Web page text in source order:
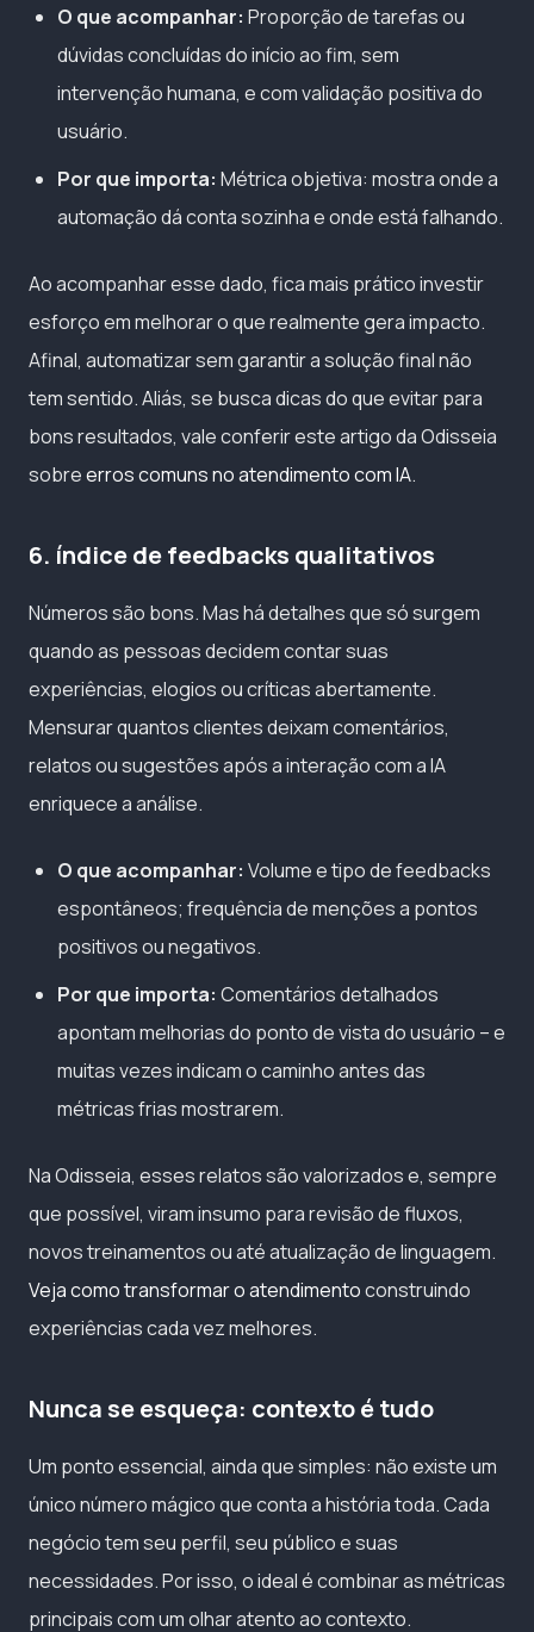
O que acompanhar: Proporção de tarefas ou
dúvidas concluídas do início ao fim, sem
intervenção humana, e com validação positiva do
usuário.
Por que importa: Métrica objetiva: mostra onde a
automação dá conta sozinha e onde está falhando.
Ao acompanhar esse dado, fica mais prático investir
esforço em melhorar o que realmente gera impacto.
Afinal, automatizar sem garantir a solução final não
tem sentido. Aliás, se busca dicas do que evitar para
bons resultados, vale conferir este artigo da Odisseia
sobreerros comuns no atendimento com IA.
6. índice de feedbacks qualitativos
Números são bons. Mas há detalhes que só surgem
quando as pessoas decidem contar suas
experiências, elogios ou críticas abertamente.
Mensurar quantos clientes deixam comentários,
relatos ou sugestões após a interação com a IA
enriquece a análise.
O que acompanhar: Volume e tipo de feedbacks
espontâneos; frequência de menções a pontos
positivos ou negativos.
Por que importa: Comentários detalhados
apontam melhorias do ponto de vista do usuário – e
muitas vezes indicam o caminho antes das
métricas frias mostrarem.
Na Odisseia, esses relatos são valorizados e, sempre
que possível, viram insumo para revisão de fluxos,
novos treinamentos ou até atualização de linguagem.
Veja como transformar o atendimentoconstruindo
experiências cada vez melhores.
Nunca se esqueça: contexto é tudo
Um ponto essencial, ainda que simples: não existe um
único número mágico que conta a história toda. Cada
negócio tem seu perfil, seu público e suas
necessidades. Por isso, o ideal é combinar as métricas
principais com um olhar atento ao contexto.